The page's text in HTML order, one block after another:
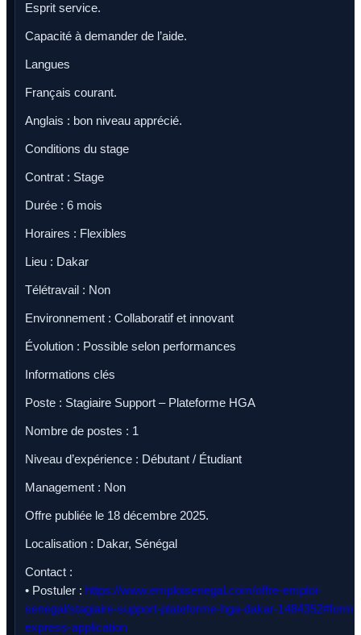
Esprit service.
Capacité à demander de l’aide.
Langues
Français courant.
Anglais : bon niveau apprécié.
Conditions du stage
Contrat : Stage
Durée : 6 mois
Horaires : Flexibles
Lieu : Dakar
Télétravail : Non
Environnement : Collaboratif et innovant
Évolution : Possible selon performances
Informations clés
Poste : Stagiaire Support – Plateforme HGA
Nombre de postes : 1
Niveau d’expérience : Débutant / Étudiant
Management : Non
Offre publiée le 18 décembre 2025.
Localisation : Dakar, Sénégal
Contact :
• Postuler : https://www.emploisenegal.com/offre-emploi-
senegal/stagiaire-support-plateforme-hga-dakar-1484352#form-
express-application